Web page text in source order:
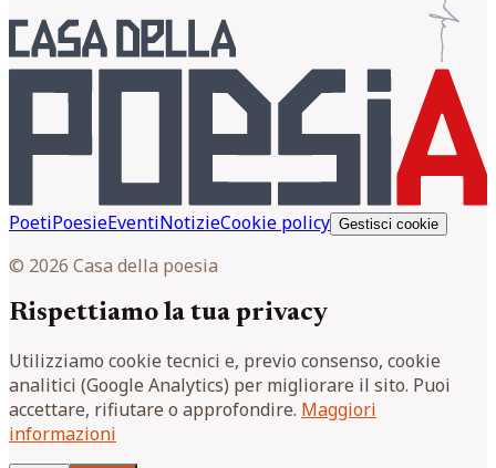
PoetiPoesieEventiNotizieCookie policy Gestisci cookie
© 2026 Casa della poesia
Rispettiamo la tua privacy
Utilizziamo cookie tecnici e, previo consenso, cookie
analitici (Google Analytics) per migliorare il sito. Puoi
accettare, rifiutare o approfondire. Maggiori
informazioni